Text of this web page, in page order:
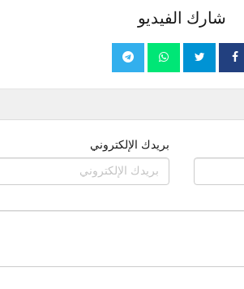
شارك الفيديو
بريدك الإلكتروني